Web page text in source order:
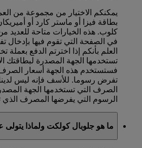
يمكنكم الاختيار من مجموعة من
بطاقة فيزا أو ماستر كارد أو
كلوب. هذه الخيارات متاحة للعديد
في الصفحة التي تقوم فيها بإدخال
العلم بأنكم إذا اخترتم الدفع بعملة
تستخدمها الجهة المصدرة لبطاقتك
فستستخدم هذه الجهة أسعار
تفرض رسوما. للأسف فإنه ليس
الصرف التي تستخدمها الجهة
الرسوم التي يفرضها المصرف الذي
ما هو جلوبال كولكت ولماذا يتولى